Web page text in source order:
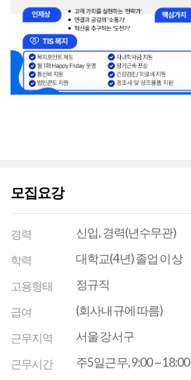
모집요강
경력 신입, 경력(년수무관)
학력 대학교(4년) 졸업 이상
고용형태 정규직
급여 (회사내규에 따름)
근무지역 서울 강서구
근무시간 주5일근무, 9:00 ~ 18:00